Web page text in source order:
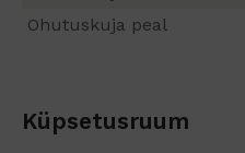
Ohutuskuja peal
Küpsetusruum